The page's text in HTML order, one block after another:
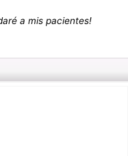
a mis pacientes!